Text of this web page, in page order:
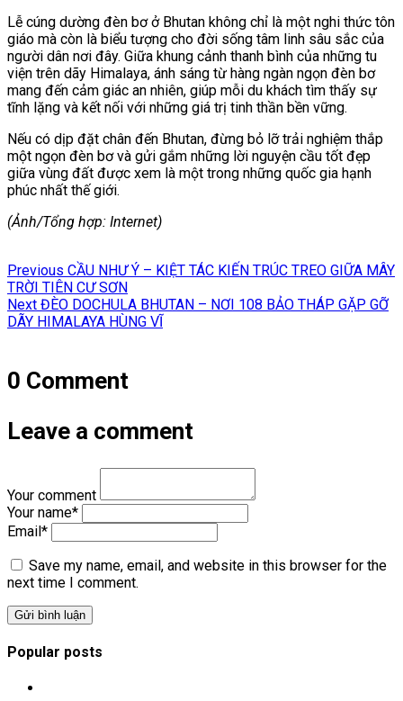
Lễ cúng dường đèn bơ ở Bhutan không chỉ là một nghi thức tôn
giáo mà còn là biểu tượng cho đời sống tâm linh sâu sắc của
người dân nơi đây. Giữa khung cảnh thanh bình của những tu
viện trên dãy Himalaya, ánh sáng từ hàng ngàn ngọn đèn bơ
mang đến cảm giác an nhiên, giúp mỗi du khách tìm thấy sự
tĩnh lặng và kết nối với những giá trị tinh thần bền vững.
Nếu có dịp đặt chân đến Bhutan, đừng bỏ lỡ trải nghiệm thắp
một ngọn đèn bơ và gửi gắm những lời nguyện cầu tốt đẹp
giữa vùng đất được xem là một trong những quốc gia hạnh
phúc nhất thế giới.
(Ảnh/Tổng hợp: Internet)
hướng
bài
Previous Previous
post:
CẦU NHƯ Ý – KIỆT TÁC KIẾN TRÚC TREO GIỮA MÂY
TRỜI TIÊN CƯ SƠN
Next Next
post:
ĐÈO DOCHULA BHUTAN – NƠI 108 BẢO THÁP GẶP GỠ
DÃY HIMALAYA HÙNG VĨ
0 Comment
Leave a comment
Your comment
Your name*
Email*
Save my name, email, and website in this browser for the
next time I comment.
Popular posts